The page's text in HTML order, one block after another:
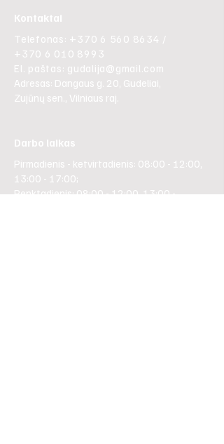
Kontaktai
Telefonas: +370 6 560 8634 /
+370 6 010 8993
El. paštas: gudalija@gmail.com
Adresas: Dangaus g. 20, Gudeliai,
Zujūnų sen., Vilniaus raj.
Darbo laikas
Pirmadienis - ketvirtadienis: 08:00 - 12:00,
13:00 - 17:00;
Penktadienis: 08:00 - 12:00, 13:00 -